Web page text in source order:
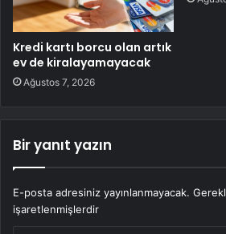
Kredi kartı borcu olan artık
ev de kiralayamayacak
Ağustos 7, 2026
Bir yanıt yazın
E-posta adresiniz yayınlanmayacak.
işaretlenmişlerdir